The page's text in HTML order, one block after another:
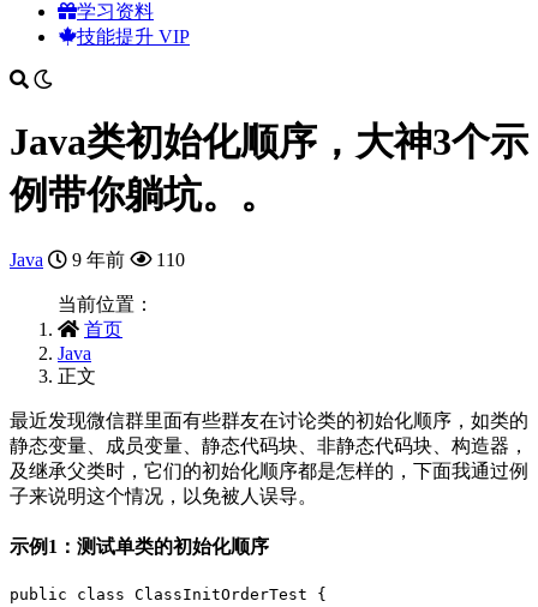
学习资料
技能提升 VIP
Java类初始化顺序，大神3个示
例带你躺坑。。
Java 9 年前 110
当前位置：
首页
Java
正文
最近发现微信群里面有些群友在讨论类的初始化顺序，如类的
静态变量、成员变量、静态代码块、非静态代码块、构造器，
及继承父类时，它们的初始化顺序都是怎样的，下面我通过例
子来说明这个情况，以免被人误导。
示例1：测试单类的初始化顺序
public class ClassInitOrderTest
{